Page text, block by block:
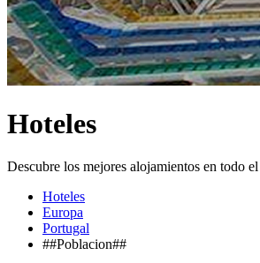
Hoteles
Descubre los mejores alojamientos en todo
Hoteles
Europa
Portugal
##Poblacion##